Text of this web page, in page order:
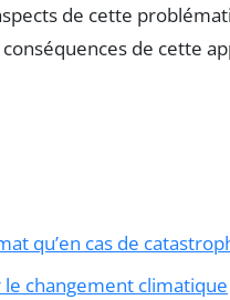
de cette
de cette
qu’en cas de
le changement climatique